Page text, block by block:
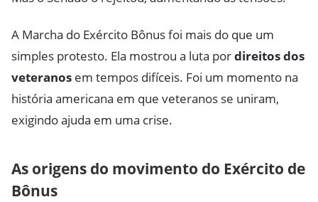
A Marcha do Exército Bônus foi mais do que um
simples protesto. Ela mostrou a luta pordireitos dos
veteranos em tempos difíceis. Foi um momento na
história americana em que veteranos se uniram,
exigindo ajuda em uma crise.
As origens do movimento do Exército de
Bônus